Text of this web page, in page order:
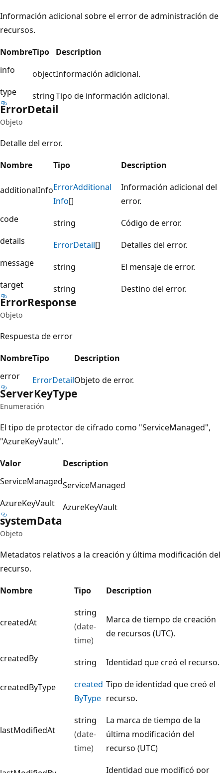
Información adicional sobre el error de administración de
recursos.
NombreTipo
Description
info
objectInformación adicional.
type
stringTipo de información adicional.
ErrorDetail
Objeto
Detalle del error.
Nombre
Tipo Description
additionalInfoErrorAdditional
Info[]
Información adicional del
error.
code
string
Código de error.
details
ErrorDetail[]
Detalles del error.
message
string
El mensaje de error.
target
string Destino del error.
ErrorResponse
Objeto
Respuesta de error
NombreTipo
Description
error
ErrorDetailObjeto de error.
ServerKeyType
Enumeración
El tipo de protector de cifrado como "ServiceManaged",
"AzureKeyVault".
Valor
Description
ServiceManagedServiceManaged
AzureKeyVault
AzureKeyVault
systemData
Objeto
Metadatos relativos a la creación y última modificación del
recurso.
Nombre
Tipo Description
createdAt
string
(date-
time)
Marca de tiempo de creación
de recursos (UTC).
createdBy string Identidad que creó el recurso.
createdByType
created
ByType
Tipo de identidad que creó el
recurso.
lastModifiedAt
string
(date-
time)
La marca de tiempo de la
última modificación del
recurso (UTC)
Identidad que modificó por